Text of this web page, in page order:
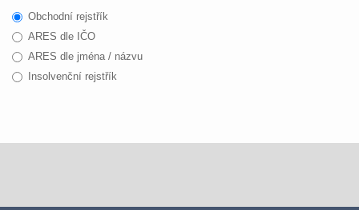
Obchodní rejstřík
ARES dle IČO
ARES dle jména / názvu
Insolvenční rejstřík